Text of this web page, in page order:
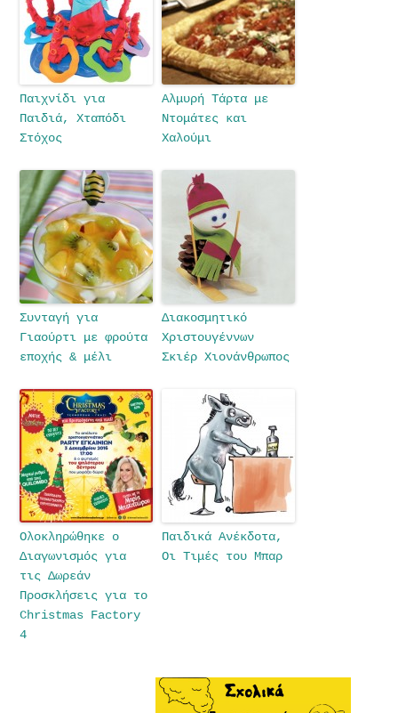
Παιχνίδι για
Παιδιά, Χταπόδι
Στόχος
Αλμυρή Τάρτα με
Ντομάτες και
Χαλούμι
Συνταγή για
Γιαούρτι με φρούτα
εποχής & μέλι
Διακοσμητικό
Χριστουγέννων
Σκιέρ Χιονάνθρωπος
Oλοκληρώθηκε ο
Διαγωνισμός για
τις Δωρεάν
Προσκλήσεις για το
Christmas Factory
4
Παιδικά Ανέκδοτα,
Οι Τιμές του Μπαρ